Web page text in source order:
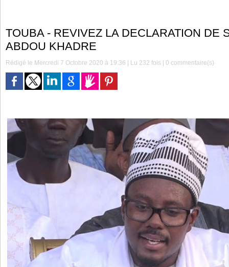
TOUBA - REVIVEZ LA DECLARATION DE
ABDOU KHADRE
Rédigé le Mercredi 7 Octobre 2020 à 19:36 | Lu 232 fois |0 commentaire(s)